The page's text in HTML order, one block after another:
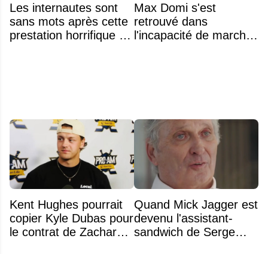
Les internautes sont
sans mots après cette
prestation horrifique de
Max Domi s'est
retrouvé dans
l'incapacité de marcher
Kent Hughes pourrait
copier Kyle Dubas pour
le contrat de Zachary
Quand Mick Jagger est
devenu l'assistant-
sandwich de Serge